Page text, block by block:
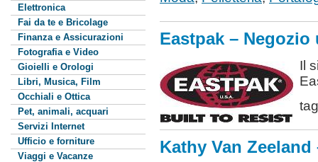
Elettronica
Fai da te e Bricolage
Finanza e Assicurazioni
Fotografia e Video
Gioielli e Orologi
Libri, Musica, Film
Occhiali e Ottica
Pet, animali, acquari
Servizi Internet
Ufficio e forniture
Viaggi e Vacanze
Eastpak –
Il
Kathy Van